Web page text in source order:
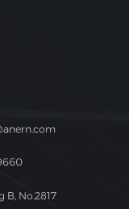
B, No.2817